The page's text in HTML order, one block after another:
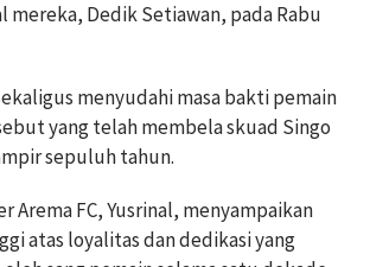
mereka, Dedik Setiawan, pada Rabu
menyudahi masa bakti pemain
yang telah membela skuad Singo
sepuluh tahun.
Arema FC, Yusrinal, menyampaikan
atas loyalitas dan dedikasi yang